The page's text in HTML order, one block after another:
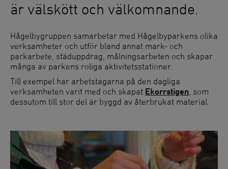
är välskött och välkomnande.
Hågelbygruppen samarbetar med Hågelbyparkens olika
verksamheter och utför bland annat mark- och
parkarbete, städuppdrag, målningsarbeten och skapar
många av parkens roliga aktivitetsstationer.
Till exempel har arbetstagarna på den dagliga
verksamheten varit med och skapat Ekorrstigen, som
dessutom till stor del är byggd av återbrukat material.